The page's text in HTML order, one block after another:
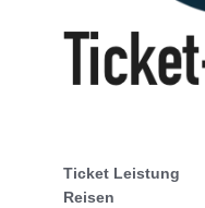
Ticket Leistung
Reisen